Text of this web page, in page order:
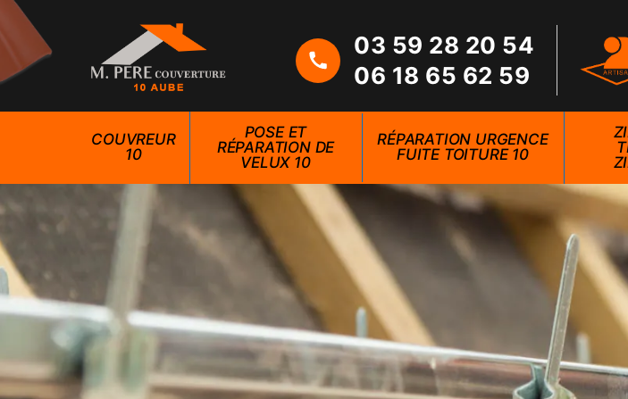
03 59 28 20 54
06 18 65 62 59
COUVREUR
10
POSE ET
RÉPARATION DE
VELUX 10
RÉPARATION URGENCE
FUITE TOITURE 10